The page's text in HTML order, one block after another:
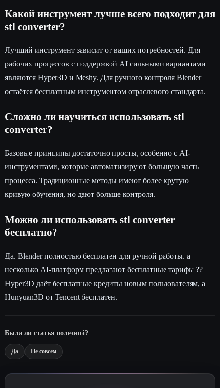
Какой инструмент лучше всего подходит для
stl converter?
Лучший инструмент зависит от ваших потребностей. Для
рабочих процессов с поддержкой AI сильными вариантами
являются Hyper3D и Meshy. Для ручного контроля Blender
остаётся бесплатным инструментом отраслевого стандарта.
Сложно ли научиться использовать stl
converter?
Базовые принципы достаточно просты, особенно с AI-
инструментами, которые автоматизируют большую часть
процесса. Традиционные методы имеют более крутую
кривую обучения, но дают больше контроля.
Можно ли использовать stl converter
бесплатно?
Да. Blender полностью бесплатен для ручной работы, а
несколько AI-платформ предлагают бесплатные тарифы ??
Hyper3D даёт бесплатные кредиты новым пользователям, а
Hunyuan3D от Tencent бесплатен.
Была ли статья полезной?
Да Не совсем